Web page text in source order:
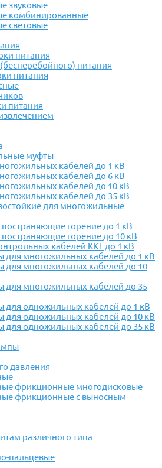
звуковые
комбинированные
световые
питания
питания
питания
питания
муфты
кабелей до 1 кВ
кабелей до 6 кВ
кабелей до 10 кВ
кабелей до 35 кВ
для многожильные
горение до 1 кВ
горение до 10 кВ
кабелей ККТ до 1 кВ
для многожильных кабелей до 1 кВ
для многожильных кабелей до 10
для многожильных кабелей до 35
для одножильных кабелей до 1 кВ
для одножильных кабелей до 10 кВ
для одножильных кабелей до 35 кВ
давления
фрикционные многодисковые
фрикционные с выносным
различного типа
пальцевые